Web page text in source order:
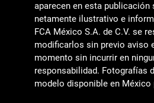
aparecen en esta publicación
netamente ilustrativo e
FCA México S.A. de C.V. se
modificarlos sin previo aviso
momento sin incurrir en
responsabilidad. Fotografías
modelo disponible en México